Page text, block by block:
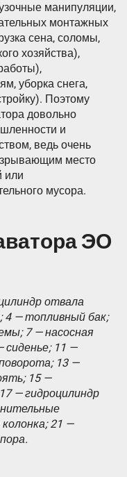
манипуляции,
монтажных
сена, соломы,
хозяйства),
уборка снега,
Поэтому
довольно
и
ведь очень
место
или
мусора.
ЭО
отвала
4 — топливный бак;
7 — насосная
сиденье; 11 —
13 —
15 —
— гидроцилиндр
21 —